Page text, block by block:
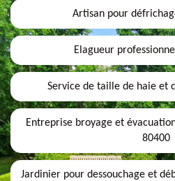
Artisan pour
Elagueur
Service de taille de haie et
Entreprise broyage et
80400
Jardinier pour dessouchage et